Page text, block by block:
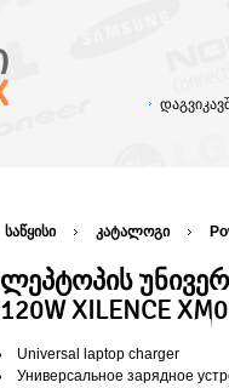
საწყისი კატალოგი
ლეპტოპის
120W XILENCE
Universal laptop charger
Универсальное зарядное